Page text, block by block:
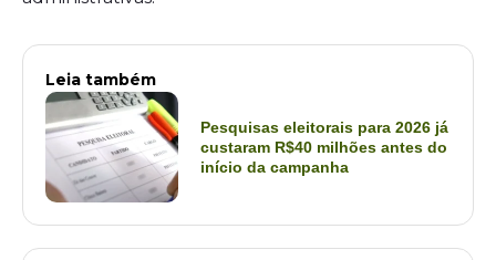
Leia também
Pesquisas eleitorais para 2026 já
custaram R$40 milhões antes do
início da campanha